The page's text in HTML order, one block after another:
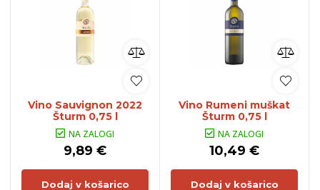
Vino Sauvignon 2022
Šturm 0,75 l
NA ZALOGI
9,89 €
Dodaj v košarico
Vino Rumeni muškat
Šturm 0,75 l
NA ZALOGI
10,49 €
Dodaj v košarico